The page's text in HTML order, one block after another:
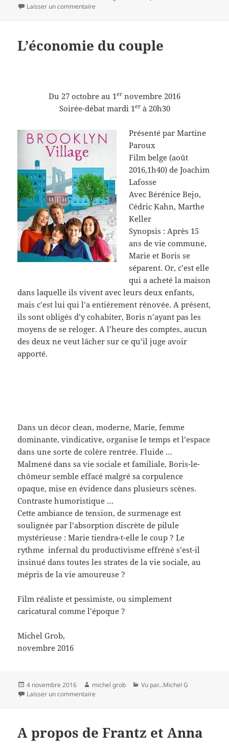
le
Laisser un commentaire
L’économie du couple
Du 27 octobre au 1er novembre 2016
Soirée-débat mardi 1erà 20h30
Présenté par Martine
Paroux
Film belge (août
2016,1h40) de Joachim
Lafosse
Avec Bérénice Bejo,
Cédric Kahn, Marthe
Keller
Synopsis : Après 15
ans de vie commune,
Marie et Boris se
séparent. Or, c’est elle
qui a acheté la maison
dans laquelle ils vivent avec leurs deux enfants,
mais c’est lui qui l’a entièrement rénovée. A présent,
ils sont obligés d’y cohabiter, Boris n’ayant pas les
moyens de se reloger. A l’heure des comptes, aucun
des deux ne veut lâcher sur ce qu’il juge avoir
apporté.
Dans un décor clean, moderne, Marie, femme
dominante, vindicative, organise le temps et l’espace
dans une sorte de colère rentrée. Fluide …
Malmené dans sa vie sociale et familiale, Boris-le-
chômeur semble effacé malgré sa corpulence
opaque, mise en évidence dans plusieurs scènes.
Contraste humoristique …
Cette ambiance de tension, de surmenage est
soulignée par l’absorption discrète de pilule
mystérieuse : Marie tiendra-t-elle le coup ? Le
rythme infernal du productivisme effréné s’est-il
insinué dans toutes les strates de la vie sociale, au
mépris de la vie amoureuse ?
Film réaliste et pessimiste, ou simplement
caricatural comme l’époque ?
Michel Grob,
novembre 2016
Publié
le
4 novembre 2016 Auteur
michel grob Catégories
Vu par...Michel G
Laisser un commentaire
A propos de Frantz et Anna